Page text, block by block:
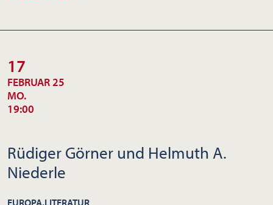
17
FEBRUAR 25
MO.
19:00
Rüdiger Görner und Helmuth A.
Niederle
EUROPA.LITERATUR